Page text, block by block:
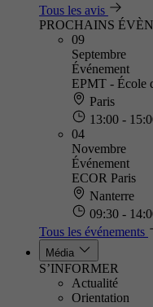
Tous les avis
PROCHAINS
09
Septembre
Événement
EPMT - École
Paris
13:00 -
04
Novembre
Événement
ECOR Paris
Nanterre
09:30 -
Tous les événements
Média
S’INFORMER
Actualité
Orientation